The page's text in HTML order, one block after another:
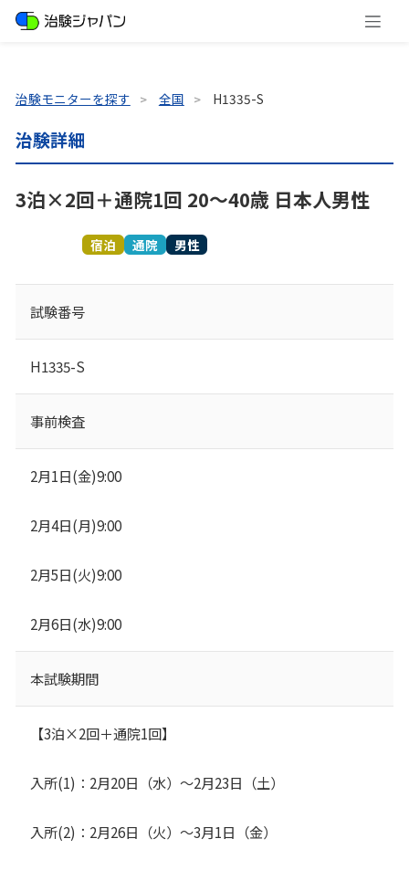
治験モニターを探す 全国 H1335-S
治験詳細
3泊×2回＋通院1回 20～40歳 日本人男性
宿泊 通院 男性
試験番号
H1335-S
事前検査
2月1日(金)9:00
2月4日(月)9:00
2月5日(火)9:00
2月6日(水)9:00
本試験期間
【3泊×2回＋通院1回】
入所(1)：2月20日（水）～2月23日（土）
入所(2)：2月26日（火）～3月1日（金）